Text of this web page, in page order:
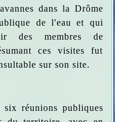
dans la Drôme
de l'eau et qui
des membres de
ces visites fut
sur son site.
réunions publiques